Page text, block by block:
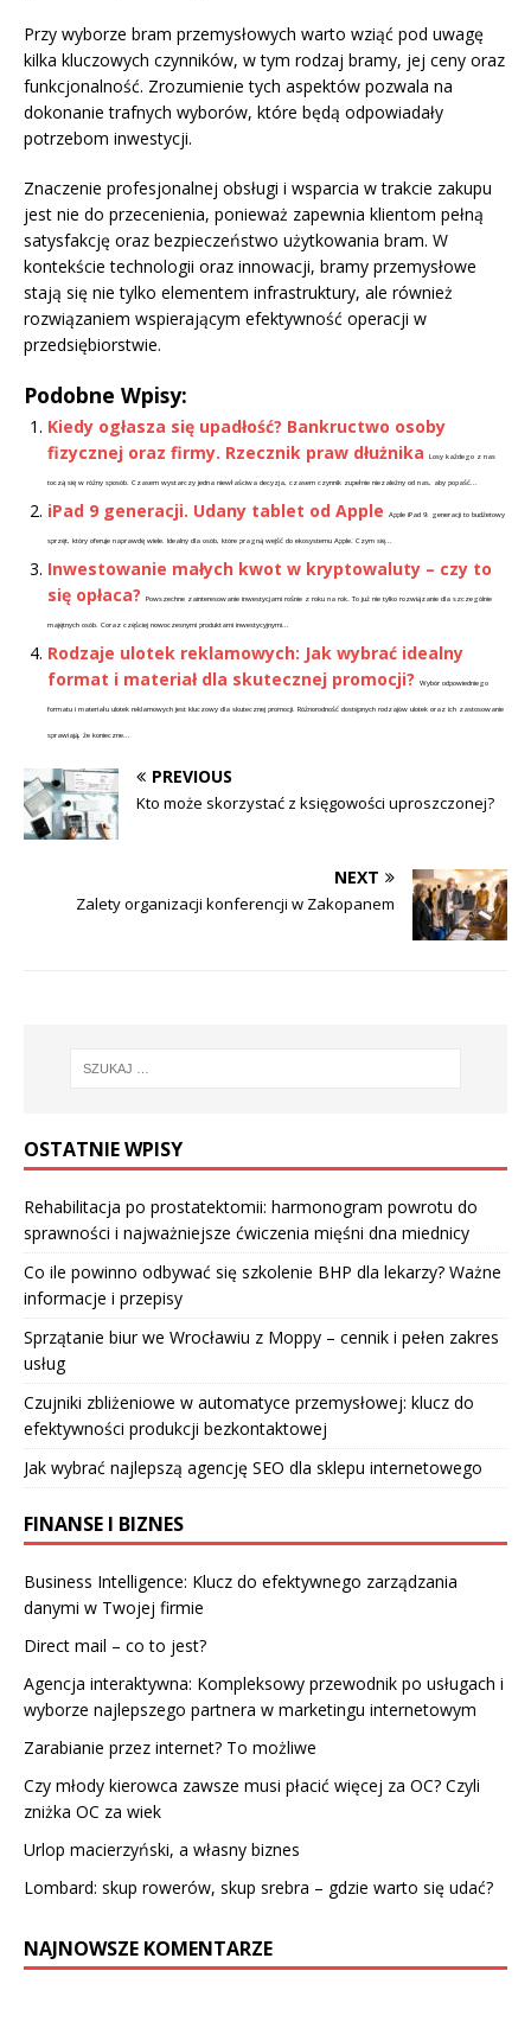
Przy wyborze bram przemysłowych warto wziąć pod uwagę
kilka kluczowych czynników, w tym rodzaj bramy, jej ceny oraz
funkcjonalność. Zrozumienie tych aspektów pozwala na
dokonanie trafnych wyborów, które będą odpowiadały
potrzebom inwestycji.
Znaczenie profesjonalnej obsługi i wsparcia w trakcie zakupu
jest nie do przecenienia, ponieważ zapewnia klientom pełną
satysfakcję oraz bezpieczeństwo użytkowania bram. W
kontekście technologii oraz innowacji, bramy przemysłowe
stają się nie tylko elementem infrastruktury, ale również
rozwiązaniem wspierającym efektywność operacji w
przedsiębiorstwie.
Podobne Wpisy:
Kiedy ogłasza się upadłość? Bankructwo osoby
fizycznej oraz firmy. Rzecznik praw dłużnika
Losy każdego z nas
toczą się w różny sposób. Czasem wystarczy jedna niewłaściwa decyzja, czasem czynnik zupełnie niezależny od nas, aby popaść...
iPad 9 generacji. Udany tablet od Apple Apple iPad 9. generacji to budżetowy
sprzęt, który oferuje naprawdę wiele. Idealny dla osób, które pragną wejść do ekosystemu Apple. Czym się...
Inwestowanie małych kwot w kryptowaluty – czy to
się opłaca?
Powszechne zainteresowanie inwestycjami rośnie z roku na rok. To już nie tylko rozwiązanie dla szczególnie
majętnych osób. Coraz częściej nowoczesnymi produktami inwestycyjnymi...
Rodzaje ulotek reklamowych: Jak wybrać idealny
format i materiał dla skutecznej promocji?
Wybór odpowiedniego
formatu i materiału ulotek reklamowych jest kluczowy dla skutecznej promocji. Różnorodność dostępnych rodzajów ulotek oraz ich zastosowanie
sprawiają, że konieczne...
PREVIOUS
Kto może skorzystać z księgowości uproszczonej?
NEXT
Zalety organizacji konferencji w Zakopanem
OSTATNIE WPISY
Rehabilitacja po prostatektomii: harmonogram powrotu do
sprawności i najważniejsze ćwiczenia mięśni dna miednicy
Co ile powinno odbywać się szkolenie BHP dla lekarzy? Ważne
informacje i przepisy
Sprzątanie biur we Wrocławiu z Moppy – cennik i pełen zakres
usług
Czujniki zbliżeniowe w automatyce przemysłowej: klucz do
efektywności produkcji bezkontaktowej
Jak wybrać najlepszą agencję SEO dla sklepu internetowego
FINANSE I BIZNES
Business Intelligence: Klucz do efektywnego zarządzania
danymi w Twojej firmie
Direct mail – co to jest?
Agencja interaktywna: Kompleksowy przewodnik po usługach i
wyborze najlepszego partnera w marketingu internetowym
Zarabianie przez internet? To możliwe
Czy młody kierowca zawsze musi płacić więcej za OC? Czyli
zniżka OC za wiek
Urlop macierzyński, a własny biznes
Lombard: skup rowerów, skup srebra – gdzie warto się udać?
NAJNOWSZE KOMENTARZE